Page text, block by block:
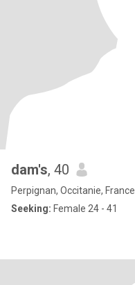
dam's, 40
Perpignan, Occitanie, France
Seeking: Female 24 - 41